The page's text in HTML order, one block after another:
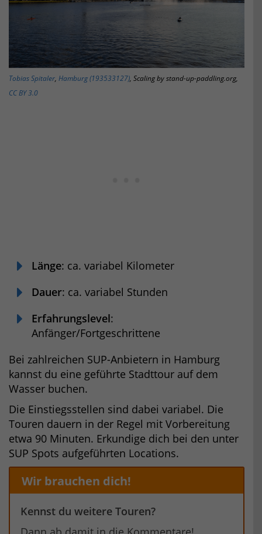
Tobias Spitaler, Hamburg (193533127), Scaling by stand-up-paddling.org,
CC BY 3.0
Länge: ca. variabel Kilometer
Dauer: ca. variabel Stunden
Erfahrungslevel:
Anfänger/Fortgeschrittene
Bei zahlreichen SUP-Anbietern in Hamburg
kannst du eine geführte Stadttour auf dem
Wasser buchen.
Die Einstiegsstellen sind dabei variabel. Die
Touren dauern in der Regel mit Vorbereitung
etwa 90 Minuten. Erkundige dich bei den unter
SUP Spots aufgeführten Locations.
Wir brauchen dich!
Kennst du weitere Touren?